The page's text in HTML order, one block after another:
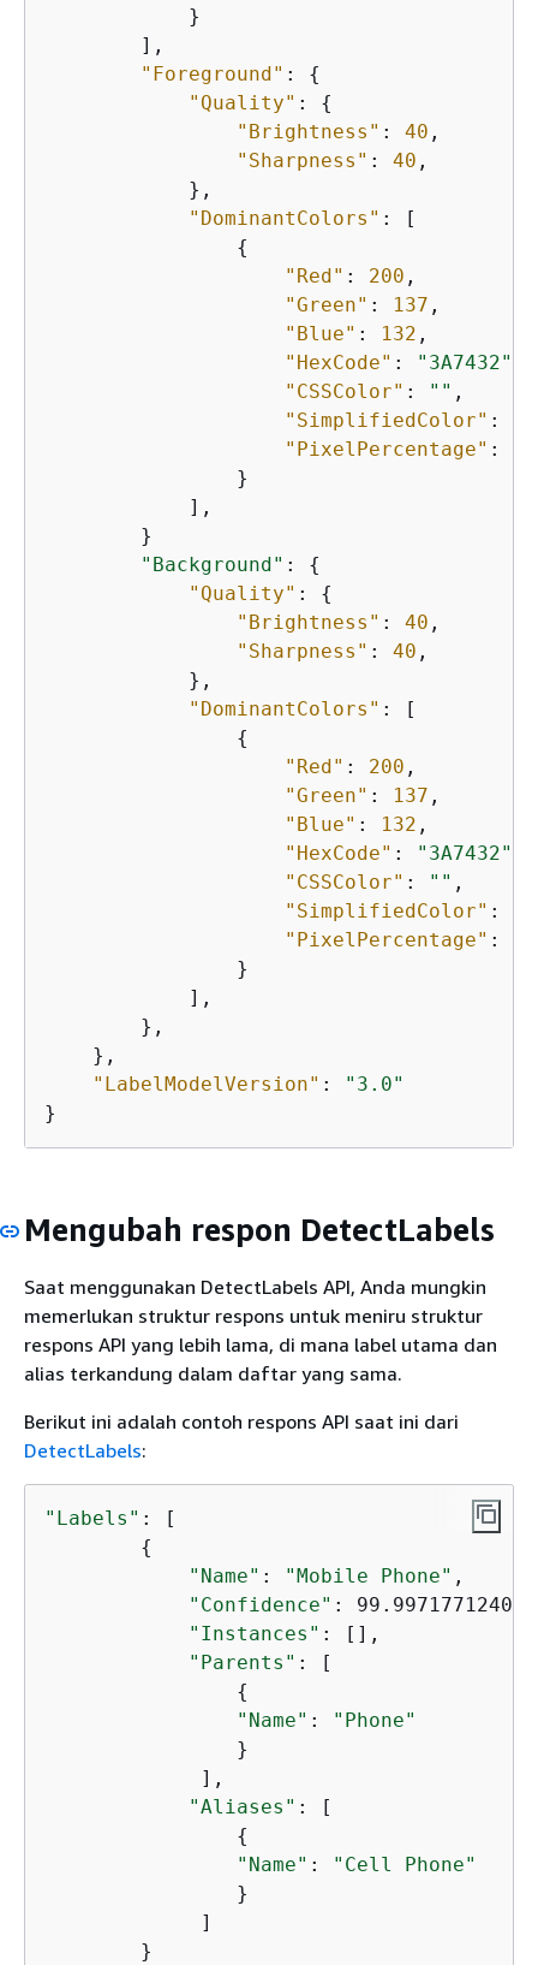
            }
        ],
"Foreground" : {
"Quality" : {
"Brightness" : 40 ,
"Sharpness" : 40 ,
            },
"DominantColors" :
{
"Red" : 200 ,
"Green" : 137 ,
"Blue" : 132 ,
"HexCode" : "3A7432"
"CSSColor" : "" ,
"SimplifiedColor" :
"PixelPercentage" :
                }
            ],
        }
"Background" : {
"Quality" : {
"Brightness" : 40 ,
"Sharpness" : 40 ,
            },
"DominantColors" :
{
"Red" : 200 ,
"Green" : 137 ,
"Blue" : 132 ,
"HexCode" : "3A7432"
"CSSColor" : "" ,
"SimplifiedColor" :
"PixelPercentage" :
                }
            ],
        },
    },
"LabelModelVersion" :
"3.0"
}
Mengubah respon DetectLabels
Saat menggunakan DetectLabels API, Anda mungkin
memerlukan struktur respons untuk meniru struktur
respons API yang lebih lama, di mana label utama dan
alias terkandung dalam daftar yang sama.
Berikut ini adalah contoh respons API saat ini dari
DetectLabels:
"Labels" : [
{
"Name" : "Mobile Phone" ,
"Confidence" :
"Instances" : [],
"Parents" : [
{
"Name" :
"Phone"
                }
             ],
"Aliases" : [
{
"Name" :
"Cell Phone"
                }
             ]
        }